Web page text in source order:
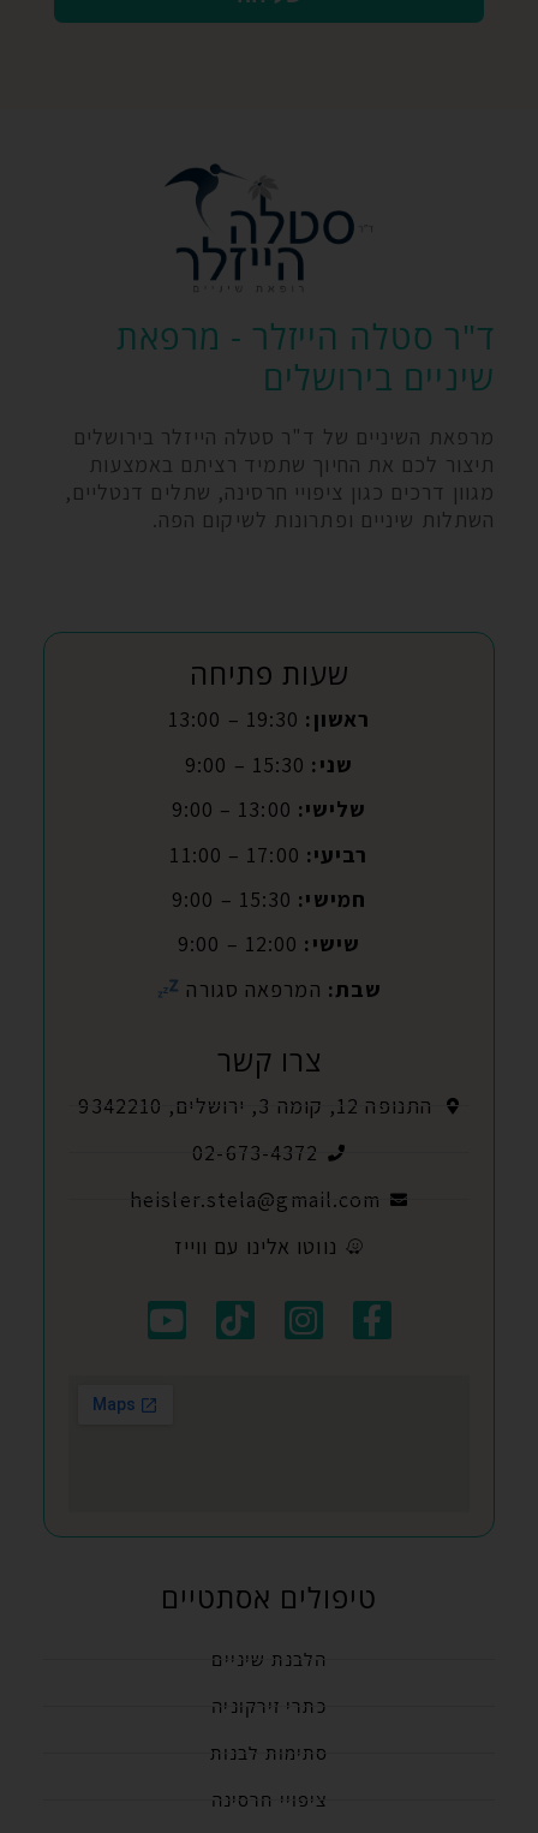
ד"ר סטלה הייזלר - מרפאת
שיניים בירושלים
מרפאת השיניים של ד"ר סטלה הייזלר בירושלים
תיצור לכם את החיוך שתמיד רציתם באמצעות
מגוון דרכים כגון ציפויי חרסינה, שתלים דנטליים,
השתלות שיניים ופתרונות לשיקום הפה.
שעות פתיחה
ראשון:
שני:
שלישי:
רביעי:
חמישי:
שישי:
שבת: המרפאה סגורה
צרו קשר
התנופה 12, קומה 3, ירושלים, 9342210
02-673-4372
heisler.stela@gmail.com
נווטו אלינו עם ווייז
טיפולים אסתטיים
הלבנת שיניים
כתרי זירקוניה
סתימות לבנות
ציפויי חרסינה